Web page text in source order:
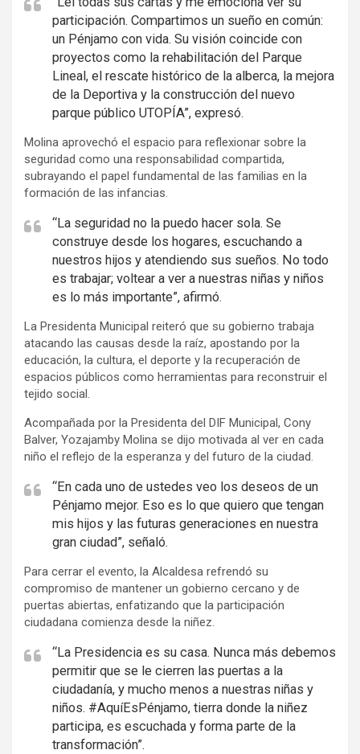
participación. Compartimos un sueño en común:
un Pénjamo con vida. Su visión coincide con
proyectos como la rehabilitación del Parque
Lineal, el rescate histórico de la alberca, la mejora
de la Deportiva y la construcción del nuevo
parque público UTOPÍA”, expresó.
Molina aprovechó el espacio para reflexionar sobre la
seguridad como una responsabilidad compartida,
subrayando el papel fundamental de las familias en la
formación de las infancias.
“La seguridad no la puedo hacer sola. Se
construye desde los hogares, escuchando a
nuestros hijos y atendiendo sus sueños. No todo
es trabajar; voltear a ver a nuestras niñas y niños
es lo más importante”, afirmó.
La Presidenta Municipal reiteró que su gobierno trabaja
atacando las causas desde la raíz, apostando por la
educación, la cultura, el deporte y la recuperación de
espacios públicos como herramientas para reconstruir el
tejido social.
Acompañada por la Presidenta del DIF Municipal, Cony
Balver, Yozajamby Molina se dijo motivada al ver en cada
niño el reflejo de la esperanza y del futuro de la ciudad.
“En cada uno de ustedes veo los deseos de un
Pénjamo mejor. Eso es lo que quiero que tengan
mis hijos y las futuras generaciones en nuestra
gran ciudad”, señaló.
Para cerrar el evento, la Alcaldesa refrendó su
compromiso de mantener un gobierno cercano y de
puertas abiertas, enfatizando que la participación
ciudadana comienza desde la niñez.
“La Presidencia es su casa. Nunca más debemos
permitir que se le cierren las puertas a la
ciudadanía, y mucho menos a nuestras niñas y
niños. #AquíEsPénjamo, tierra donde la niñez
participa, es escuchada y forma parte de la
transformación”.